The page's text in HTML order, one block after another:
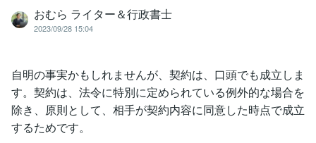
おむら ライター＆行政書士
2023/09/28 15:04
自明の事実かもしれませんが、契約は、口頭でも成立しま
す。契約は、法令に特別に定められている例外的な場合を
除き、原則として、相手が契約内容に同意した時点で成立
するためです。